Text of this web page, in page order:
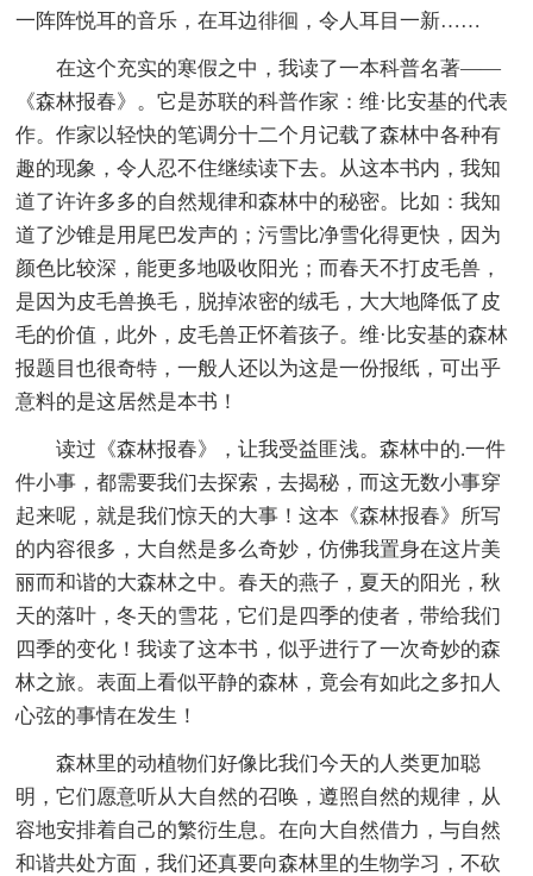
一阵阵悦耳的音乐，在耳边徘徊，令人耳目一新……
在这个充实的寒假之中，我读了一本科普名著——
《森林报春》。它是苏联的科普作家：维·比安基的代表
作。作家以轻快的笔调分十二个月记载了森林中各种有
趣的现象，令人忍不住继续读下去。从这本书内，我知
道了许许多多的自然规律和森林中的秘密。比如：我知
道了沙锥是用尾巴发声的；污雪比净雪化得更快，因为
颜色比较深，能更多地吸收阳光；而春天不打皮毛兽，
是因为皮毛兽换毛，脱掉浓密的绒毛，大大地降低了皮
毛的价值，此外，皮毛兽正怀着孩子。维·比安基的森林
报题目也很奇特，一般人还以为这是一份报纸，可出乎
意料的是这居然是本书！
读过《森林报春》，让我受益匪浅。森林中的.一件
件小事，都需要我们去探索，去揭秘，而这无数小事穿
起来呢，就是我们惊天的大事！这本《森林报春》所写
的内容很多，大自然是多么奇妙，仿佛我置身在这片美
丽而和谐的大森林之中。春天的燕子，夏天的阳光，秋
天的落叶，冬天的雪花，它们是四季的使者，带给我们
四季的变化！我读了这本书，似乎进行了一次奇妙的森
林之旅。表面上看似平静的森林，竟会有如此之多扣人
心弦的事情在发生！
森林里的动植物们好像比我们今天的人类更加聪
明，它们愿意听从大自然的召唤，遵照自然的规律，从
容地安排着自己的繁衍生息。在向大自然借力，与自然
和谐共处方面，我们还真要向森林里的生物学习，不砍